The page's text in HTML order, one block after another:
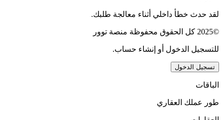
لقد حدث خطأ داخلي أثناء معالجة طلبك.
©2025 كل الحقوق محفوظة منصة توور
للتسجيل الدخول أو إنشاء حساب.
تسجيل الدخول
الباقات
طور عملك العقاري